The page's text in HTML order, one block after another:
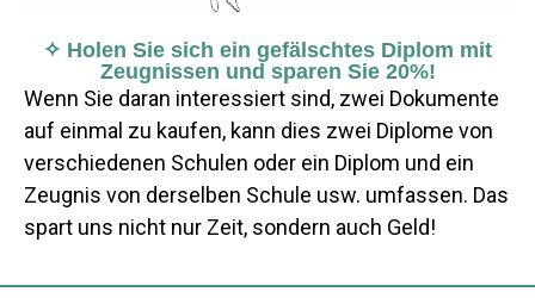
✧ Holen Sie sich ein gefälschtes Diplom mit
Zeugnissen und sparen Sie 20%!
Wenn Sie daran interessiert sind, zwei Dokumente
auf einmal zu kaufen, kann dies zwei Diplome von
verschiedenen Schulen oder ein Diplom und ein
Zeugnis von derselben Schule usw. umfassen. Das
spart uns nicht nur Zeit, sondern auch Geld!